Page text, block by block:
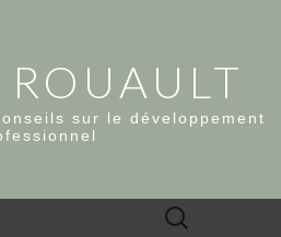
sur le développement
Rechercher :